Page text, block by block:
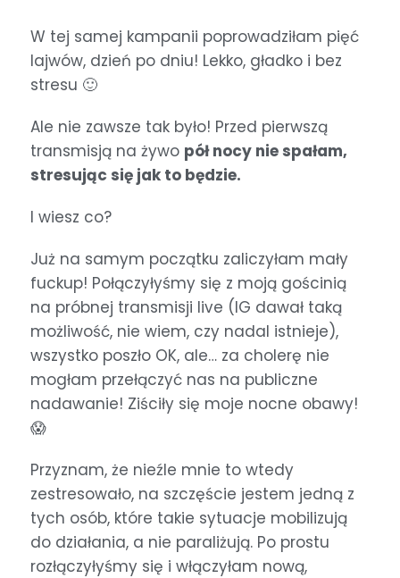
W tej samej kampanii poprowadziłam pięć
lajwów, dzień po dniu! Lekko, gładko i bez
stresu 🙂
Ale nie zawsze tak było! Przed pierwszą
transmisją na żywo pół nocy nie spałam,
stresując się jak to będzie.
I wiesz co?
Już na samym początku zaliczyłam mały
fuckup! Połączyłyśmy się z moją gościnią
na próbnej transmisji live (IG dawał taką
możliwość, nie wiem, czy nadal istnieje),
wszystko poszło OK, ale… za cholerę nie
mogłam przełączyć nas na publiczne
nadawanie! Ziściły się moje nocne obawy!
😱
Przyznam, że nieźle mnie to wtedy
zestresowało, na szczęście jestem jedną z
tych osób, które takie sytuacje mobilizują
do działania, a nie paraliżują. Po prostu
rozłączyłyśmy się i włączyłam nową,